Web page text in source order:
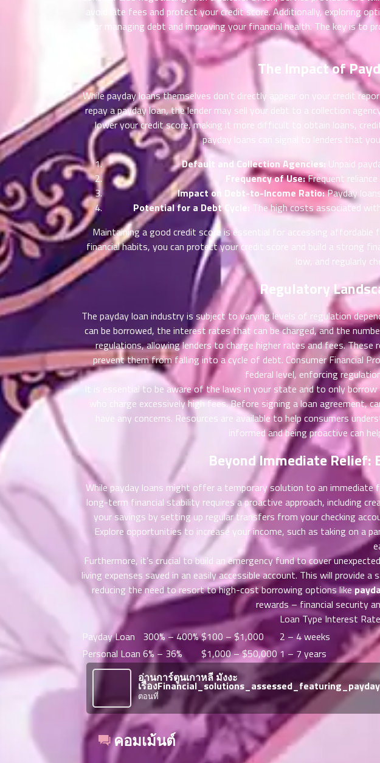
avoid late fees and protect your credit score. Additionally, exploring
for managing debt and improving your financial health. The key is
The Impact of
While payday loans themselves don’t directly appear on your credit
repay a payday loan, the lender may sell your debt to a collection
lower your credit score, making it more difficult to obtain loans,
payday loans can signal to lenders that
Default and Collection Agencies: Unpaid
Frequency of Use:Frequent
Impact on Debt-to-Income Ratio:Payday
Potential for a Debt Cycle: The high costs associated
Maintaining a good credit score is essential for accessing affordable
financial habits, you can protect your credit score and build a strong
low, and regularly
Regulatory
The payday loan industry is subject to varying levels of regulation
can be borrowed, the interest rates that can be charged, and the
regulations, allowing lenders to charge higher rates and fees.
prevent them from falling into a cycle of debt. Consumer Financial
federal level, enforcing
It is essential to be aware of the laws in your state and to only
who charge excessively high fees. Before signing a loan agreement,
have any concerns. Resources are available to help consumers
informed and being proactive can
Beyond Immediate
While payday loans might offer a temporary solution to an immediate
long-term financial stability requires a proactive approach, including
your savings by setting up regular transfers from your checking
Explore opportunities to increase your income, such as taking on a
Furthermore, it’s crucial to build an emergency fund to cover
living expenses saved in an easily accessible account. This will provide
reducing the need to resort to high-cost borrowing options like
rewards – financial security
Loan TypeInterest
Payday Loan
300% – 400%$100 – $1,000
2 – 4 weeks
Personal Loan 6% – 36% $1,000 – $50,000 1 – 7 years
อ่านการ์ตูนเกาหลี มังงะ
เรื่อง
ตอนที่
คอมเม้นต์
29
ตอน
ม
30
ตอน
ที่
ม
31
ตอน
ที่
32
ตอน
33
ตอน
ที่
34
ตอน
ที่
ม
ที่
ตอน
ตอน
39